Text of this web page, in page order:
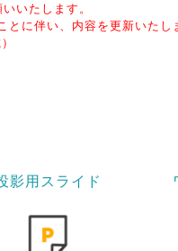
いたします。
に伴い、内容を更新いたし
影用スライド